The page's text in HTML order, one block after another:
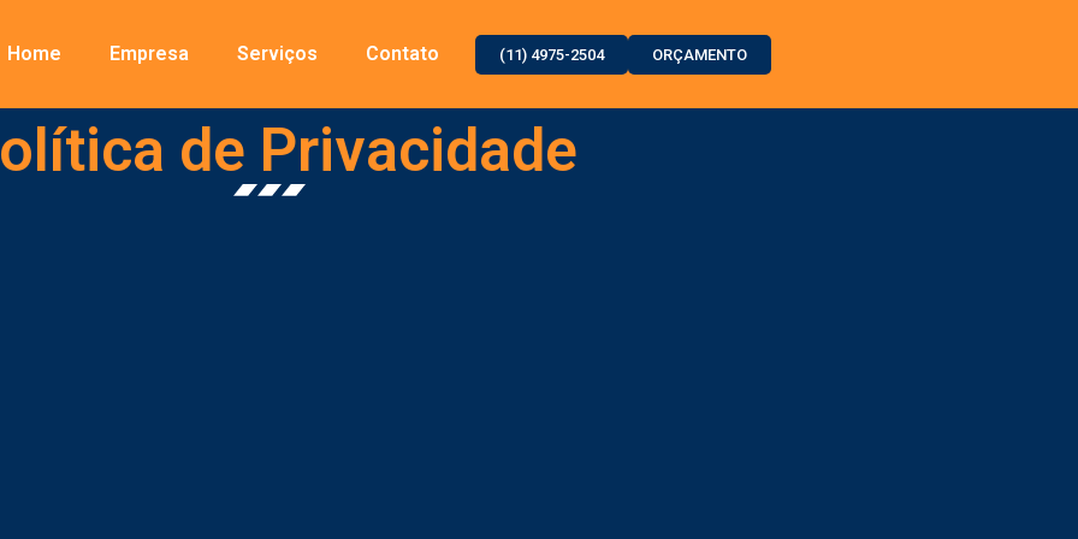
Home Empresa Serviços Contato (11) 4975-2504 ORÇAMENTO
de Privacidade